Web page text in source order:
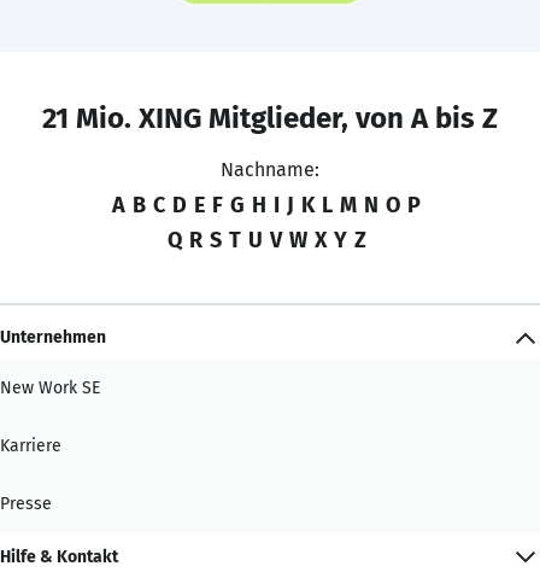
21 Mio. XING Mitglieder, von A bis Z
Nachname:
A B C D E F G H I J K L M N O P
Q R S T U V W X Y Z
Unternehmen
New Work SE
Karriere
Presse
Hilfe & Kontakt